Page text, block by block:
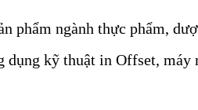
phẩm ngành thực phẩm,
kỹ thuật in Offset,